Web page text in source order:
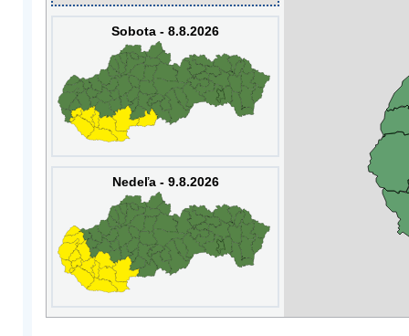
Sobota - 8.8.2026
Nedeľa - 9.8.2026